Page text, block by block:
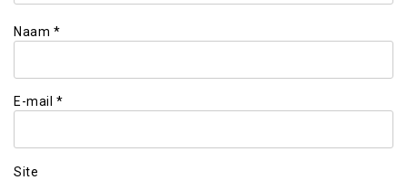
Naam *
E-mail *
Site